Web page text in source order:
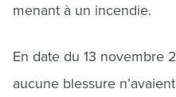
menant à un incendie.
En date du 13 novembre
aucune blessure